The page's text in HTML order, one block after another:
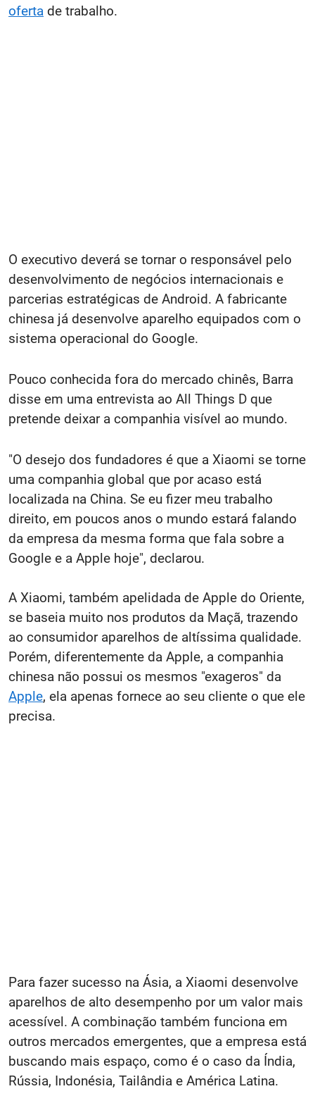
oferta de trabalho.
O executivo deverá se tornar o responsável pelo
desenvolvimento de negócios internacionais e
parcerias estratégicas de Android. A fabricante
chinesa já desenvolve aparelho equipados com o
sistema operacional do Google.
Pouco conhecida fora do mercado chinês, Barra
disse em uma entrevista ao All Things D que
pretende deixar a companhia visível ao mundo.
"O desejo dos fundadores é que a Xiaomi se torne
uma companhia global que por acaso está
localizada na China. Se eu fizer meu trabalho
direito, em poucos anos o mundo estará falando
da empresa da mesma forma que fala sobre a
Google e a Apple hoje", declarou.
A Xiaomi, também apelidada de Apple do Oriente,
se baseia muito nos produtos da Maçã, trazendo
ao consumidor aparelhos de altíssima qualidade.
Porém, diferentemente da Apple, a companhia
chinesa não possui os mesmos "exageros" da
Apple, ela apenas fornece ao seu cliente o que ele
precisa.
Para fazer sucesso na Ásia, a Xiaomi desenvolve
aparelhos de alto desempenho por um valor mais
acessível. A combinação também funciona em
outros mercados emergentes, que a empresa está
buscando mais espaço, como é o caso da Índia,
Rússia, Indonésia, Tailândia e América Latina.